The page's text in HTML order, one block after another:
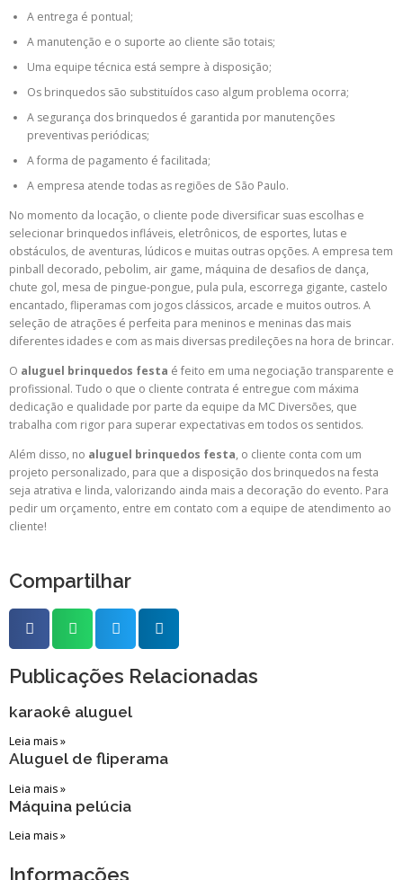
A entrega é pontual;
A manutenção e o suporte ao cliente são totais;
Uma equipe técnica está sempre à disposição;
Os brinquedos são substituídos caso algum problema ocorra;
A segurança dos brinquedos é garantida por manutenções
preventivas periódicas;
A forma de pagamento é facilitada;
A empresa atende todas as regiões de São Paulo.
No momento da locação, o cliente pode diversificar suas escolhas e
selecionar brinquedos infláveis, eletrônicos, de esportes, lutas e
obstáculos, de aventuras, lúdicos e muitas outras opções. A empresa tem
pinball decorado, pebolim, air game, máquina de desafios de dança,
chute gol, mesa de pingue-pongue, pula pula, escorrega gigante, castelo
encantado, fliperamas com jogos clássicos, arcade e muitos outros. A
seleção de atrações é perfeita para meninos e meninas das mais
diferentes idades e com as mais diversas predileções na hora de brincar.
O aluguel brinquedos festa é feito em uma negociação transparente e
profissional. Tudo o que o cliente contrata é entregue com máxima
dedicação e qualidade por parte da equipe da MC Diversões, que
trabalha com rigor para superar expectativas em todos os sentidos.
Além disso, no aluguel brinquedos festa, o cliente conta com um
projeto personalizado, para que a disposição dos brinquedos na festa
seja atrativa e linda, valorizando ainda mais a decoração do evento. Para
pedir um orçamento, entre em contato com a equipe de atendimento ao
cliente!
Compartilhar
Publicações Relacionadas
karaokê aluguel
Leia mais »
Aluguel de fliperama
Leia mais »
Máquina pelúcia
Leia mais »
Informações